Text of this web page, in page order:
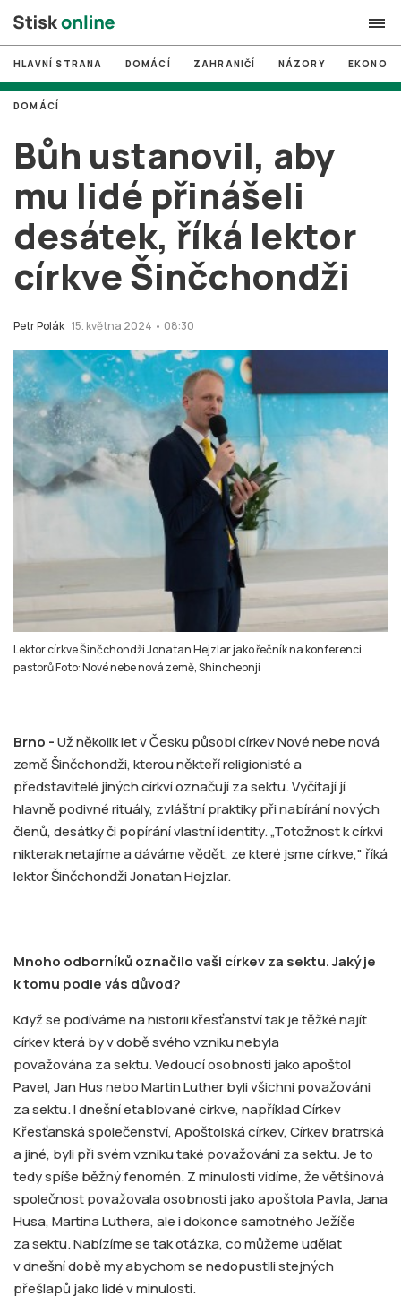
search
# MUNI
# Brno
# volby
login PŘIHLÁSIT SE
Zapomněli jste heslo?
HLAVNÍ STRANA DOMÁCÍ ZAHRANIČÍ NÁZORY
Bůh ustanovil, aby
mu lidé přinášeli
desátek, říká lektor
církve Šinčchondži
Petr Polák 15. května 2024 • 08:30
DOMÁCÍ
Lektor církve Šinčchondži Jonatan Hejzlar jako řečník na konferenci
pastorů Foto: Nové nebe nová země, Shincheonji
Brno -Už několik let v Česku působí církev Nové nebe nová
země Šinčchondži, kterou někteří religionisté a
představitelé jiných církví označují za sektu. Vyčítají jí
hlavně podivné rituály, zvláštní praktiky při nabírání nových
členů, desátky či popírání vlastní identity. „Totožnost k církvi
nikterak netajíme a dáváme vědět, ze které jsme církve," říká
lektor Šinčchondži Jonatan Hejzlar.
Mnoho odborníků označilo vaši církev za sektu. Jaký je
k tomu podle vás důvod?
Když se podíváme na historii křesťanství tak je těžké najít
církev která by v době svého vzniku nebyla
považována za sektu. Vedoucí osobnosti jako apoštol
Pavel, Jan Hus nebo Martin Luther byli všichni považováni
za sektu. I dnešní etablované církve, například Církev
Křesťanská společenství, Apoštolská církev, Církev bratrská
a jiné, byli při svém vzniku také považováni za sektu. Je to
tedy spíše běžný fenomén. Z minulosti vidíme, že většinová
společnost považovala osobnosti jako apoštola Pavla, Jana
Husa, Martina Luthera, ale i dokonce samotného Ježíše
za sektu. Nabízíme se tak otázka, co můžeme udělat
v dnešní době my abychom se nedopustili stejných
přešlapů jako lidé v minulosti.